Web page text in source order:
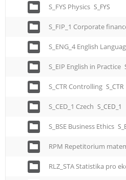
S_FYS Physics S_FYS
S_FIP_1 Corporate
S_ENG_4 English
S_EIP English in Practice
S_CTR Controlling S_CTR
S_CED_1 Czech S_CED_1
S_BSE Business Ethics
RPM Repetitorium
RLZ_STA Statistika pro